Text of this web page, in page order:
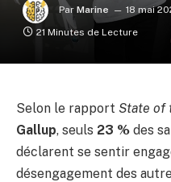
Par Marine 18 mai
21 Minutes de Lecture
Selon le rapport State of
Gallup, seuls 23 % des
déclarent se sentir
désengagement des